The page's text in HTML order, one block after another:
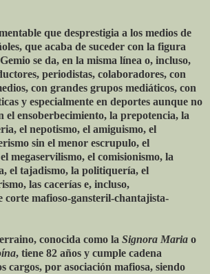
que desprestigia a los medios de
que acaba de suceder con la figura
se da, en la misma línea o, incluso,
periodistas, colaboradores, con
con grandes grupos mediáticos, con
y especialmente en deportes aunque no
el ensoberbecimiento, la prepotencia, la
el nepotismo, el amiguismo, el
sin el menor escrupulo, el
megaservilismo, el comisionismo, la
el tajadismo, la politiquería, el
las cacerías e, incluso,
corte mafioso-gansteril-chantajista-
conocida como la Signora Maria o
, tiene 82 años y cumple cadena
cargos, por asociación mafiosa, siendo